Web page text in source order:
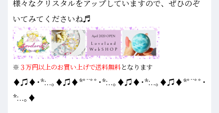
様々なクリスタルをアップしていますので、ぜひのぞ
いてみてくださいね♬
※ ３万円以上のお買い上げで送料無料となります
♦♫♦･*:..｡♦♫♦*ﾟ¨ﾟﾟ･*:..｡♦♫♦･*:..｡♦♫♦*ﾟ¨ﾟﾟ･
*:..｡♦